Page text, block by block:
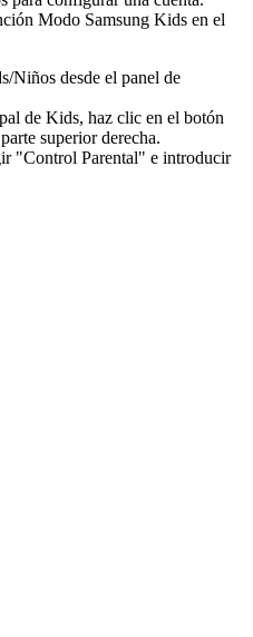
Modo Samsung Kids en el
Niños desde el panel de
de Kids, haz clic en el botón
superior derecha.
"Control Parental" e introducir